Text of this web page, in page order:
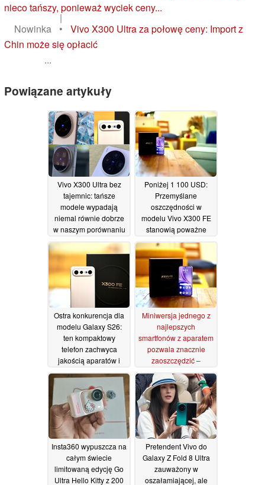
nieco tańszy, ponieważ wyciek ceny...
|
Nowinka
•
Vivo X300 Ultra za połowę ceny: Import z
Chin może się opłacić
...
Powiązane artykuły
Vivo X300 Ultra bez
tajemnic: tańsze
modele wypadają
niemal równie dobrze
w naszym porównaniu
aparatów09/07/2026
Poniżej 1 100 USD:
Przemyślane
oszczędności w
modelu Vivo X300 FE
stanowią poważne
wyzwanie dla
telefonów z najwyższej
08/07/2026
Ostra konkurencja dla
modelu Galaxy S26:
ten kompaktowy
telefon zachwyca
jakością aparatów i
żywotnością baterii
Miniwersja jednego z
najlepszych
smartfonów z aparatem
pozwala znacznie
zaoszczędzić –
recenzja smartfona
Vivo X300 FE 06/07/2026
Insta360 wypuszcza na
całym świecie
limitowaną edycję Go
Ultra Hello Kitty z 200
Pretendent Vivo do
Galaxy Z Fold 8 Ultra
zauważony w
oszałamiającej, ale